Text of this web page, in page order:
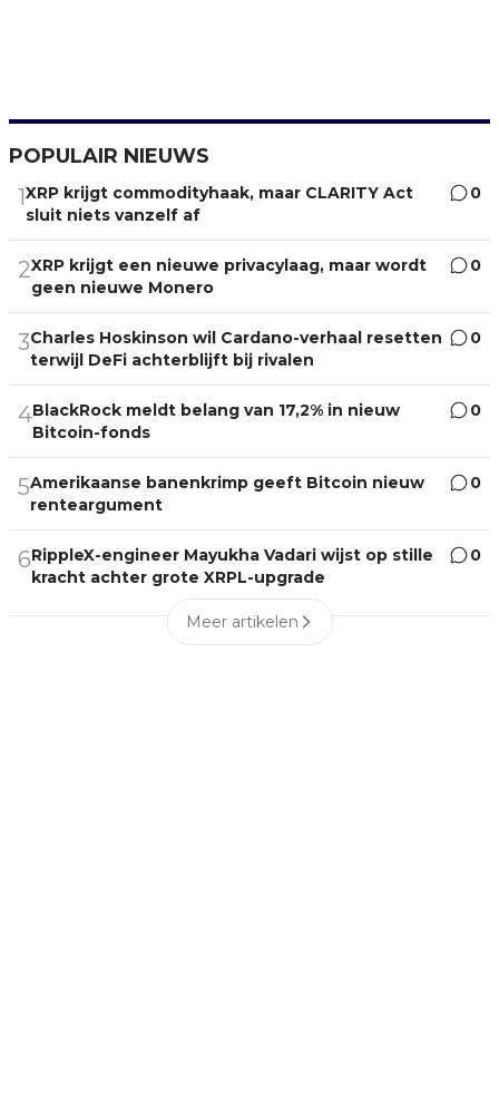
POPULAIR NIEUWS
1XRP krijgt commodityhaak, maar CLARITY Act
sluit niets vanzelf af
0
2XRP krijgt een nieuwe privacylaag, maar wordt
geen nieuwe Monero
0
3Charles Hoskinson wil Cardano-verhaal resetten
terwijl DeFi achterblijft bij rivalen
0
4BlackRock meldt belang van 17,2% in nieuw
Bitcoin-fonds
0
5Amerikaanse banenkrimp geeft Bitcoin nieuw
renteargument
0
6RippleX-engineer Mayukha Vadari wijst op stille
kracht achter grote XRPL-upgrade
0
Meer artikelen